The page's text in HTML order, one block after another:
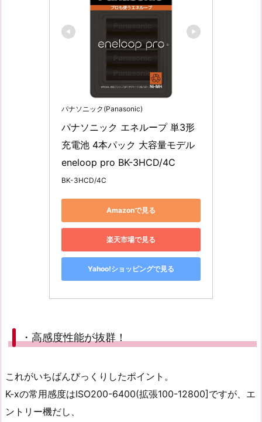
パナソニック(Panasonic)
パナソニック エネループ 単3形
充電池 4本パック 大容量モデル
eneloop pro BK-3HCD/4C
BK-3HCD/4C
Amazonで見る
楽天市場で見る
Yahoo!ショッピングで見る
・高感度性能が抜群！
これがいちばんびっくりしたポイント。
K-xの常用感度はISO200-6400(拡張100-12800]ですが、エ
ントリー機だし、